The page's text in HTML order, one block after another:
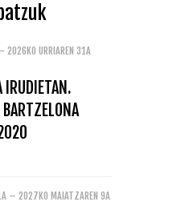
2026KO URRIAREN 31A
IRUDIETAN.
BARTZELONA
– 2027KO MAIATZAREN 9A